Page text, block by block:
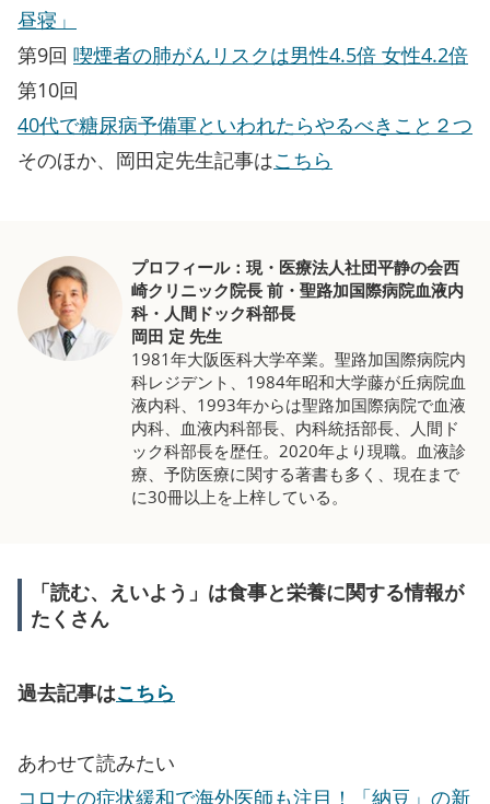
昼寝」
第9回 喫煙者の肺がんリスクは男性4.5倍 女性4.2倍
第10回
40代で糖尿病予備軍といわれたらやるべきこと２つ
そのほか、岡田定先生記事はこちら
プロフィール：現・医療法人社団平静の会西
崎クリニック院長 前・聖路加国際病院血液内
科・人間ドック科部長
岡田 定 先生
1981年大阪医科大学卒業。聖路加国際病院内
科レジデント、1984年昭和大学藤が丘病院血
液内科、1993年からは聖路加国際病院で血液
内科、血液内科部長、内科統括部長、人間ド
ック科部長を歴任。2020年より現職。血液診
療、予防医療に関する著書も多く、現在まで
に30冊以上を上梓している。
「読む、えいよう」は食事と栄養に関する情報が
たくさん
過去記事はこちら
あわせて読みたい
コロナの症状緩和で海外医師も注目！「納豆」の新